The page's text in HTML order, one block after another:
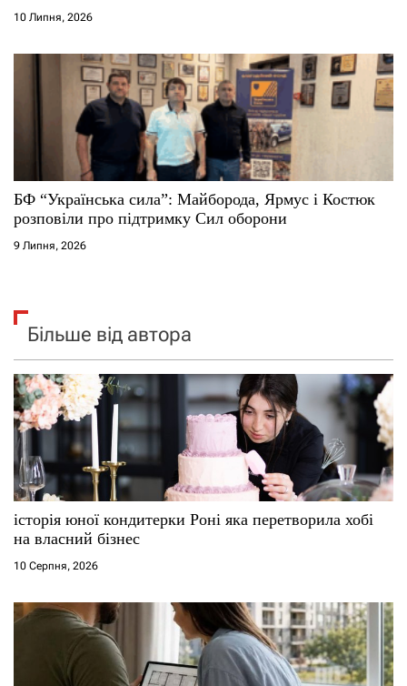
10 Липня, 2026
БФ “Українська сила”: Майборода, Ярмус і Костюк
розповіли про підтримку Сил оборони
9 Липня, 2026
Більше від автора
історія юної кондитерки Роні яка перетворила хобі
на власний бізнес
10 Серпня, 2026